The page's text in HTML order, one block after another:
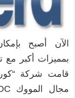
الآن أصبح
بمميزات أكبر مع